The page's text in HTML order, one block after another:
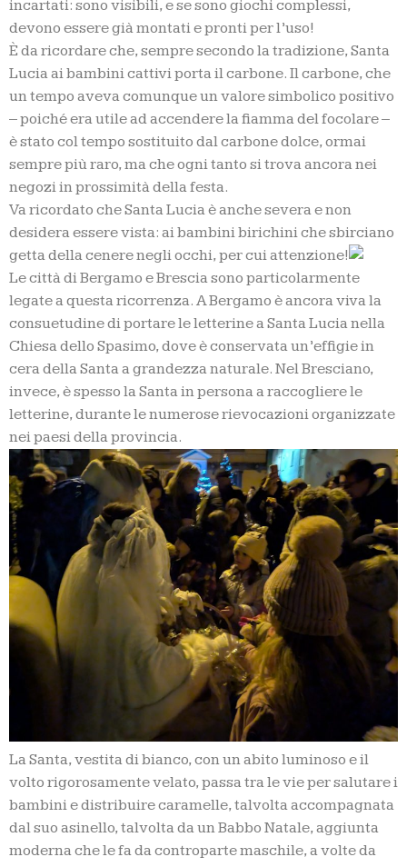
incartati: sono visibili, e se sono giochi complessi,
devono essere già montati e pronti per l’uso!
È da ricordare che, sempre secondo la tradizione, Santa
Lucia ai bambini cattivi porta il carbone. Il carbone, che
un tempo aveva comunque un valore simbolico positivo
– poiché era utile ad accendere la fiamma del focolare –
è stato col tempo sostituito dal carbone dolce, ormai
sempre più raro, ma che ogni tanto si trova ancora nei
negozi in prossimità della festa.
Va ricordato che Santa Lucia è anche severa e non
desidera essere vista: ai bambini birichini che sbirciano
getta della cenere negli occhi, per cui attenzione!
Le città di Bergamo e Brescia sono particolarmente
legate a questa ricorrenza. A Bergamo è ancora viva la
consuetudine di portare le letterine a Santa Lucia nella
Chiesa dello Spasimo, dove è conservata un’effigie in
cera della Santa a grandezza naturale. Nel Bresciano,
invece, è spesso la Santa in persona a raccogliere le
letterine, durante le numerose rievocazioni organizzate
nei paesi della provincia.
La Santa, vestita di bianco, con un abito luminoso e il
volto rigorosamente velato, passa tra le vie per salutare i
bambini e distribuire caramelle, talvolta accompagnata
dal suo asinello, talvolta da un Babbo Natale, aggiunta
moderna che le fa da controparte maschile, a volte da